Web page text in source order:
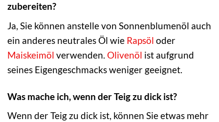
zubereiten?
Ja, Sie können anstelle von Sonnenblumenöl auch
ein anderes neutrales Öl wie Rapsöl oder
Maiskeimöl verwenden. Olivenöl ist aufgrund
seines Eigengeschmacks weniger geeignet.
Was mache ich, wenn der Teig zu dick ist?
Wenn der Teig zu dick ist, können Sie etwas mehr